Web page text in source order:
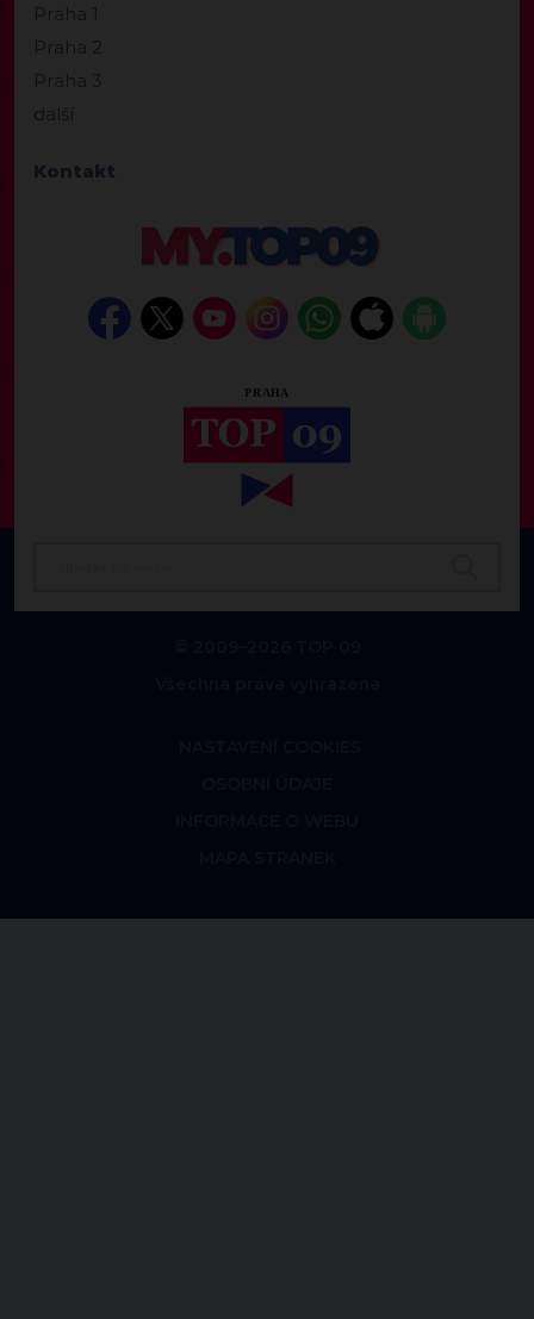
Praha 1
Praha 2
Praha 3
další
Kontakt